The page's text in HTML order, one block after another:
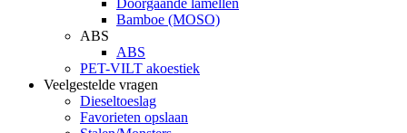
Doorgaande lamellen
Bamboe (MOSO)
ABS
ABS
PET-VILT akoestiek
Veelgestelde vragen
Dieseltoeslag
Favorieten opslaan